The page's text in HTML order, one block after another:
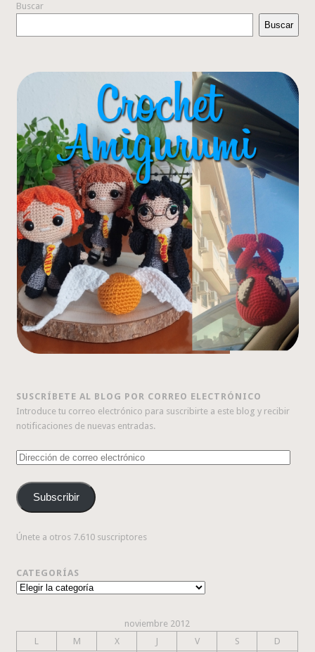
Buscar
Buscar
SUSCRÍBETE AL BLOG POR CORREO ELECTRÓNICO
Introduce tu correo electrónico para suscribirte a este blog y recibir
notificaciones de nuevas entradas.
Dirección
correo
electrónico
Subscribir
Únete a otros 7.610 suscriptores
CATEGORÍAS
Categorías
noviembre 2012
L
M X J V S
D